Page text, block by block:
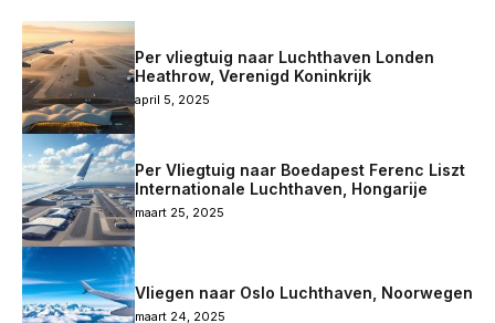
Per vliegtuig naar Luchthaven Londen
Heathrow, Verenigd Koninkrijk
april 5, 2025
Per Vliegtuig naar Boedapest Ferenc Liszt
Internationale Luchthaven, Hongarije
maart 25, 2025
Vliegen naar Oslo Luchthaven, Noorwegen
maart 24, 2025